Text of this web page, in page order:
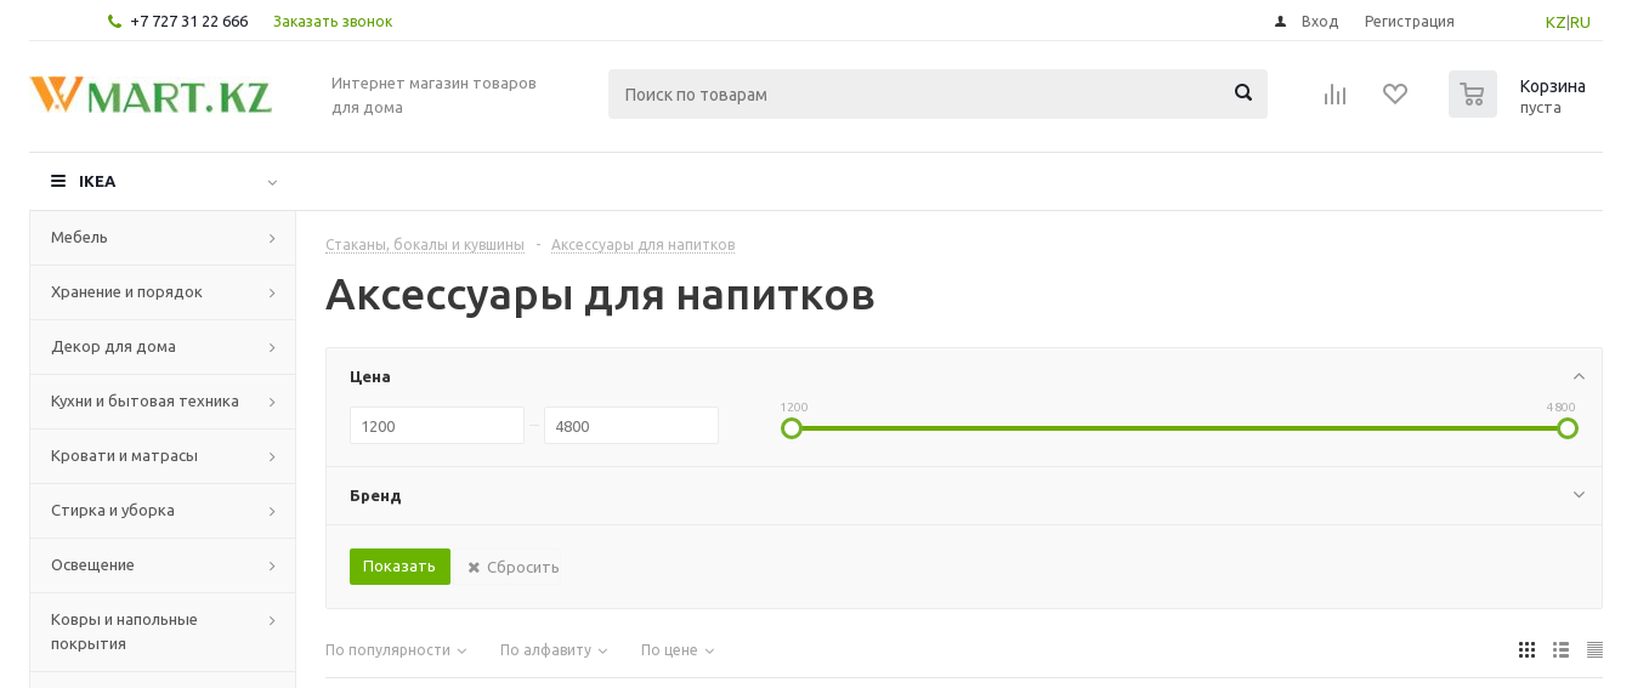
+7 727 31 22 666 Заказать звонок KZ RU
Вход Регистрация
Интернет магазин товаров
для дома
Корзина
пуста
IKEA
Мебель
Хранение и порядок
Декор для дома
Кухни и бытовая техника
Кровати и матрасы
Стирка и уборка
Освещение
Ковры и напольные
покрытия
Стаканы, бокалы и кувшины - Аксессуары для напитков
Аксессуары для напитков
Цена
1200 4800
Бренд
Сбросить
По популярности По алфавиту По цене